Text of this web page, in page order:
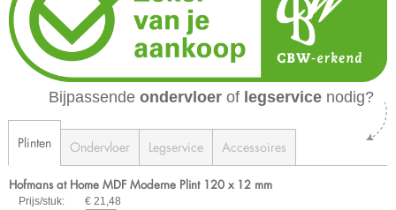
Bijpassende ondervloer of legservice nodig?
Plinten Ondervloer Legservice Accessoires
Hofmans at Home MDF Moderne Plint 120 x 12 mm
Prijs/stuk:
€ 21,48